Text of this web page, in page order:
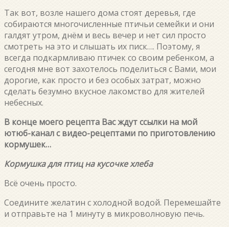
Так вот, возле нашего дома стоят деревья, где
собираются многочисленные птичьи семейки и они
галдят утром, днём и весь вечер и нет сил просто
смотреть на это и слышать их писк…. Поэтому, я
всегда подкармливаю птичек со своим ребенком, а
сегодня мне вот захотелось поделиться с Вами, мои
дорогие, как просто и без особых затрат, можно
сделать безумно вкусное лакомство для жителей
небесных.
В конце моего рецепта Вас ждут ссылки на мой
ютюб-канал с видео-рецептами по приготовлению
кормушек…
Кормушка для птиц на кусочке хлеба
Всё очень просто.
Соедините желатин с холодной водой. Перемешайте
и отправьте на 1 минуту в микроволновую печь.